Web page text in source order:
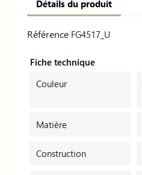
Détails du produit
Référence FG4517_U
Fiche technique
Couleur
Matière
Construction